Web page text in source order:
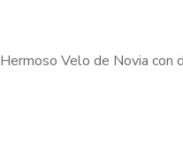
Hermoso Velo de Novia